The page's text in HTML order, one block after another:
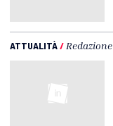
ATTUALITÀ/Redazione